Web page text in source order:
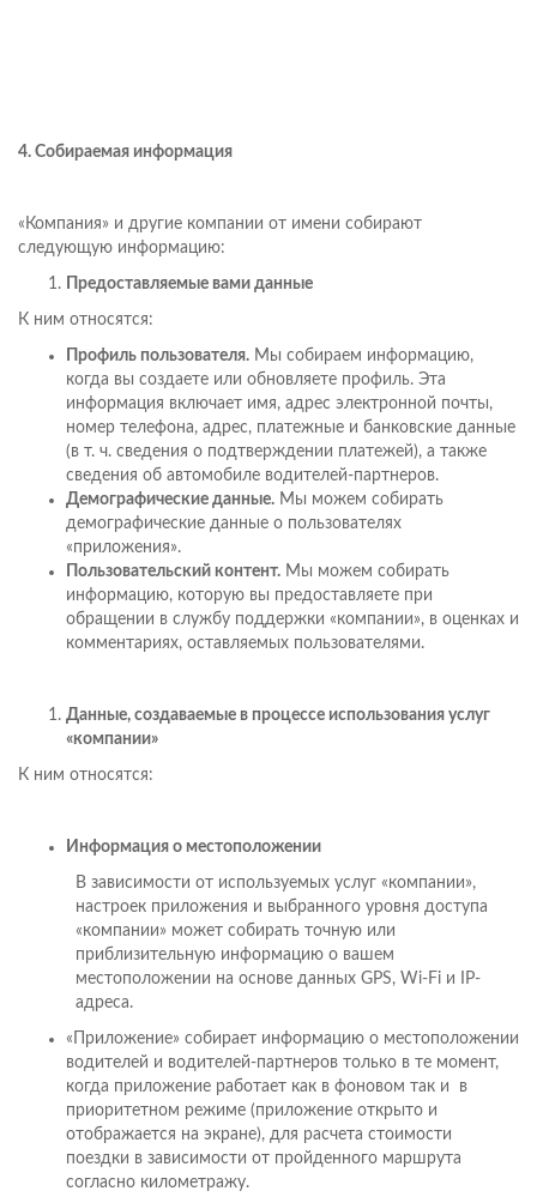
4. Собираемая информация
«Компания» и другие компании от имени собирают
следующую информацию:
Предоставляемые вами данные
К ним относятся:
Профиль пользователя. Мы собираем информацию,
когда вы создаете или обновляете профиль. Эта
информация включает имя, адрес электронной почты,
номер телефона, адрес, платежные и банковские данные
(в т. ч. сведения о подтверждении платежей), а также
сведения об автомобиле водителей-партнеров.
Демографические данные. Мы можем собирать
демографические данные о пользователях
«приложения».
Пользовательский контент. Мы можем собирать
информацию, которую вы предоставляете при
обращении в службу поддержки «компании», в оценках и
комментариях, оставляемых пользователями.
Данные, создаваемые в процессе использования услуг
«компании»
К ним относятся:
Информация о местоположении
В зависимости от используемых услуг «компании»,
настроек приложения и выбранного уровня доступа
«компании» может собирать точную или
приблизительную информацию о вашем
местоположении на основе данных GPS, Wi-Fi и IP-
адреса.
«Приложение» собирает информацию о местоположении
водителей и водителей-партнеров только в те момент,
когда приложение работает как в фоновом так и в
приоритетном режиме (приложение открыто и
отображается на экране), для расчета стоимости
поездки в зависимости от пройденного маршрута
согласно километражу.